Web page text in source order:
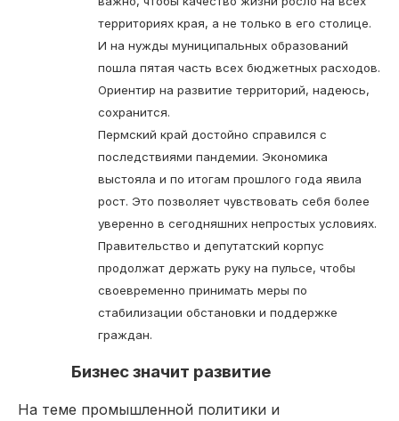
территориях края, а не только в его столице.
И на нужды муниципальных образований
пошла пятая часть всех бюджетных расходов.
Ориентир на развитие территорий, надеюсь,
сохранится.
Пермский край достойно справился с
последствиями пандемии. Экономика
выстояла и по итогам прошлого года явила
рост. Это позволяет чувствовать себя более
уверенно в сегодняшних непростых условиях.
Правительство и депутатский корпус
продолжат держать руку на пульсе, чтобы
своевременно принимать меры по
стабилизации обстановки и поддержке
граждан.
Бизнес значит развитие
На теме промышленной политики и